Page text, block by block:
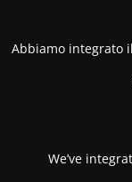
Abbiamo integrato
We’ve